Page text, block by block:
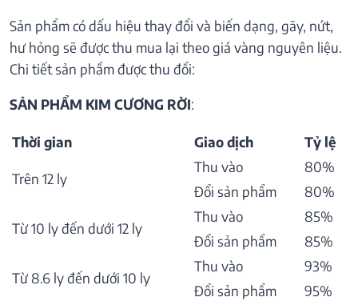
Sản phẩm có dấu hiệu thay đổi và biến dạng, gãy, nứt,
hư hỏng sẽ được thu mua lại theo giá vàng nguyên liệu.
Chi tiết sản phẩm được thu đổi:
SẢN PHẨM KIM CƯƠNG RỜI:
Thời gian Giao dịch Tỷ lệ
Trên 12 ly
Thu vào
80%
Đổi sản phẩm
80%
Từ 10 ly đến dưới 12 ly
Thu vào
85%
Đổi sản phẩm
85%
Từ 8.6 ly đến dưới 10 ly
Thu vào
93%
Đổi sản phẩm
95%